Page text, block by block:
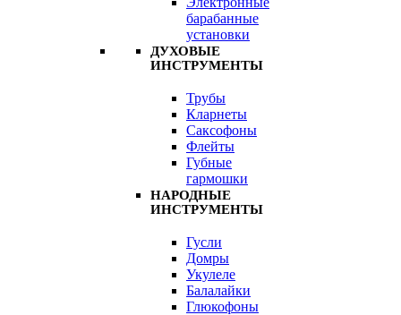
барабанные
установки
ДУХОВЫЕ
ИНСТРУМЕНТЫ
Трубы
Кларнеты
Саксофоны
Флейты
Губные
гармошки
НАРОДНЫЕ
ИНСТРУМЕНТЫ
Гусли
Домры
Укулеле
Балалайки
Глюкофоны